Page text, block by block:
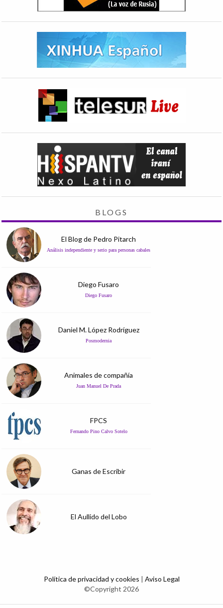
BLOGS
El Blog de Pedro Pitarch
Análisis independiente y serio para personas cabales
Diego Fusaro
Diego Fusaro
Daniel M. López Rodríguez
Posmodernia
Animales de compañía
Juan Manuel De Prada
FPCS
Fernando Pino Calvo Sotelo
Ganas de Escribir
El Aullido del Lobo
Política de privacidad y cookies | Aviso Legal
©Copyright 2026